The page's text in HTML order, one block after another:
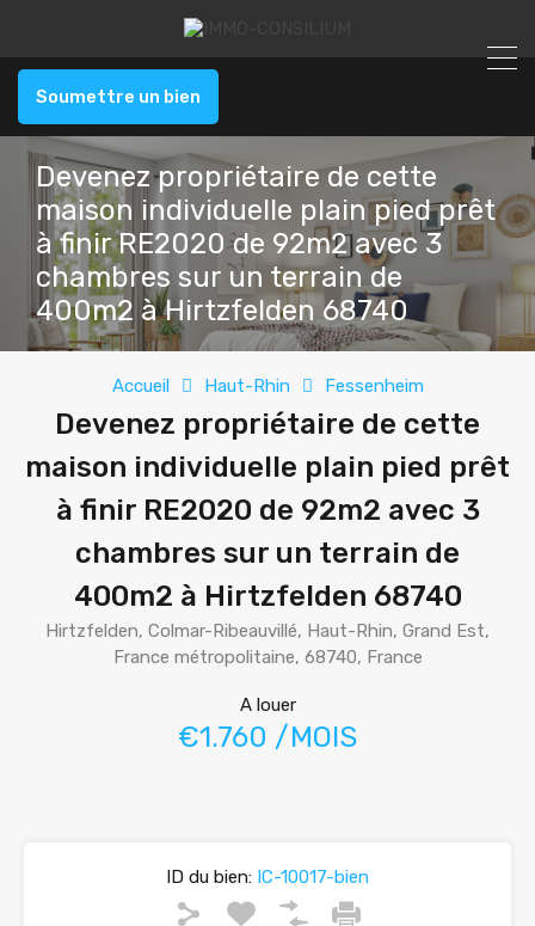
Soumettre un bien
Devenez propriétaire de cette
maison individuelle plain pied prêt
à finir RE2020 de 92m2 avec 3
chambres sur un terrain de
400m2 à Hirtzfelden 68740
Accueil Haut-Rhin Fessenheim
Devenez propriétaire de cette
maison individuelle plain pied prêt
à finir RE2020 de 92m2 avec 3
chambres sur un terrain de
400m2 à Hirtzfelden 68740
Hirtzfelden, Colmar-Ribeauvillé, Haut-Rhin, Grand Est,
France métropolitaine, 68740, France
A louer
€1.760 /MOIS
ID du bien: IC-10017-bien